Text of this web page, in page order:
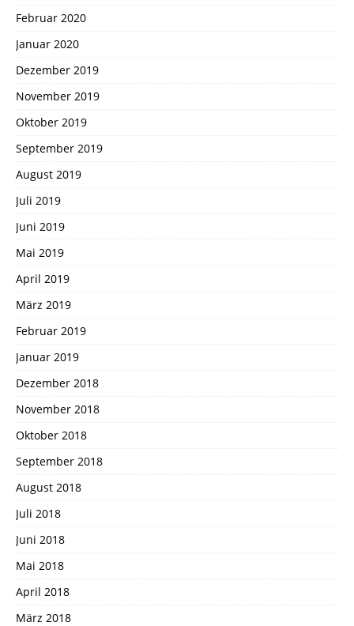
Februar 2020
Januar 2020
Dezember 2019
November 2019
Oktober 2019
September 2019
August 2019
Juli 2019
Juni 2019
Mai 2019
April 2019
März 2019
Februar 2019
Januar 2019
Dezember 2018
November 2018
Oktober 2018
September 2018
August 2018
Juli 2018
Juni 2018
Mai 2018
April 2018
März 2018